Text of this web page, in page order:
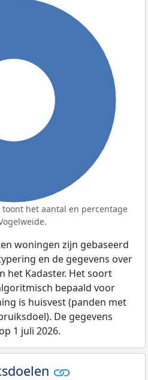
het aantal en percentage
woningen zijn gebaseerd
en de gegevens over
het Kadaster. Het soort
bepaald voor
is huisvest (panden met
De gegevens
1 juli 2026.